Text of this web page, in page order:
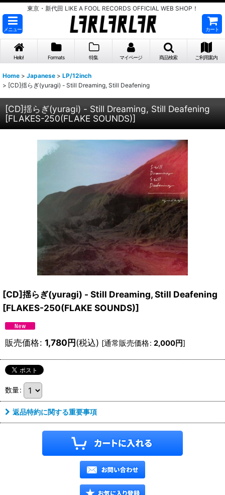
東京・新代田 LIKE A FOOL RECORDS OFFICIAL WEB SHOP！
メニュー カート
Hello! Formats 特集 マイページ 商品検索 ご利用案内
Home > Japanese > LP/12inch
> [CD]揺らぎ(yuragi) - Still Dreaming, Still Deafening
[CD]揺らぎ(yuragi) - Still Dreaming, Still Deafening
[FLAKES-250(FLAKE SOUNDS)]
[CD]揺らぎ(yuragi) - Still Dreaming, Still Deafening
[FLAKES-250(FLAKE SOUNDS)]
販売価格: 1,780円(税込) [通常販売価格: 2,000円]
数量:
返品特約に関する重要事項